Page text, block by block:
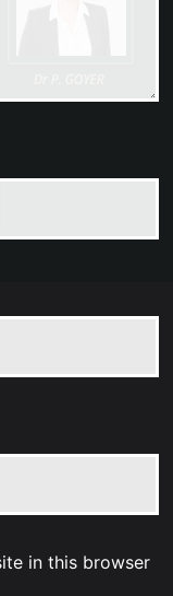
in this browser